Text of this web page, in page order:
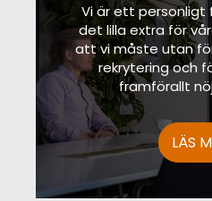
Vi är ett
det lilla extra för
att vi måste utan
rekrytering och
framförallt
LÄS